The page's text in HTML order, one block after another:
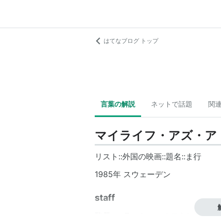
はてなブログ トップ
言葉の解説 ネットで話題 関
マイライフ・アズ・ア
リスト::外国の映画::題名::ま行
1985年 スウェーデン
staff
監督 ： ラッセ・ハルストレム